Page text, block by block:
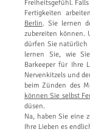
Freiheitsgefühl.
Fertigkeiten
Berlin. Sie lernen
zubereiten können.
dürfen Sie natürlich
lernen Sie, wie
Barkeeper für Ihre
Nervenkitzels und
beim Zünden des
können Sie selbst
düsen.
Na, haben Sie eine
Ihre Lieben es